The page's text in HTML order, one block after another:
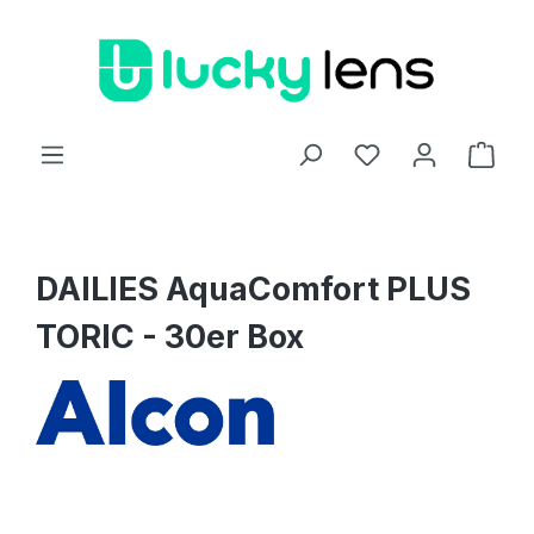
DAILIES AquaComfort PLUS
TORIC - 30er Box